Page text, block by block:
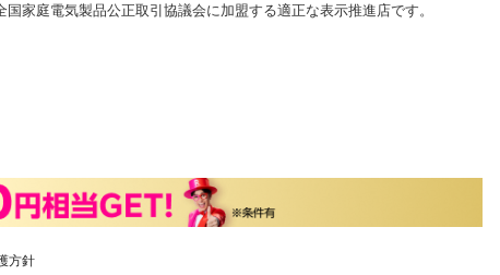
国家庭電気製品公正取引協議会に加盟する適正な表示推進店です。
方針